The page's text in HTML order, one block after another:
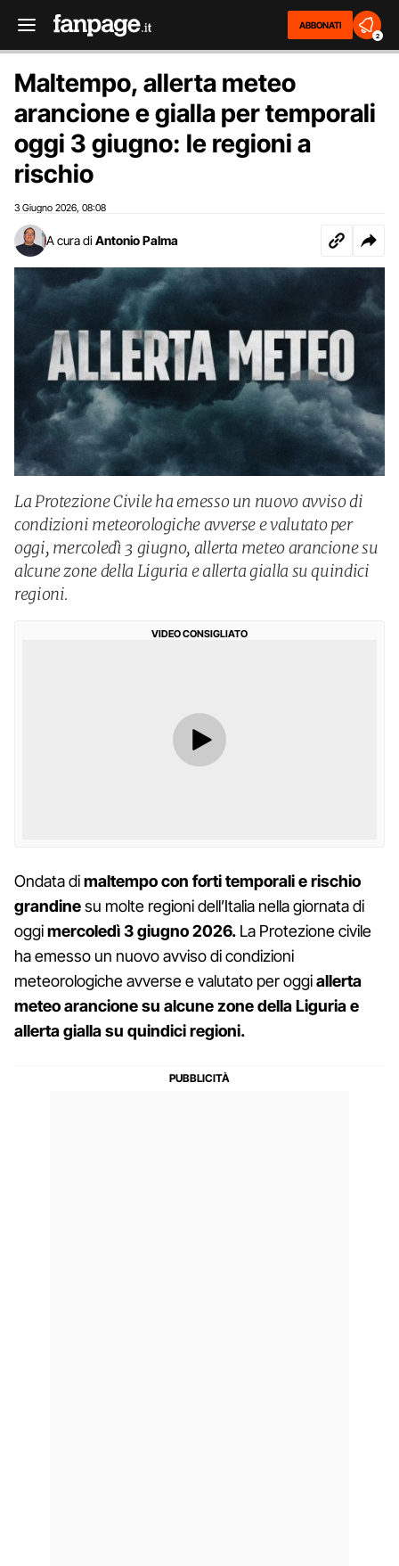
ABBONATI
2
Maltempo, allerta meteo
arancione e gialla per temporali
oggi 3 giugno: le regioni a
rischio
3 Giugno 2026 08:08
A cura di Antonio Palma
La Protezione Civile ha emesso un nuovo avviso di
condizioni meteorologiche avverse e valutato per
oggi, mercoledì 3 giugno, allerta meteo arancione su
alcune zone della Liguria e allerta gialla su quindici
regioni.
VIDEO CONSIGLIATO
Ondata dimaltempo con forti temporali e rischio
grandinesu molte regioni dell’Italia nella giornata di
oggimercoledì 3 giugno 2026. La Protezione civile
ha emesso un nuovo avviso di condizioni
meteorologiche avverse e valutato per oggiallerta
meteo arancione su alcune zone della Liguria e
allerta gialla su quindici regioni.